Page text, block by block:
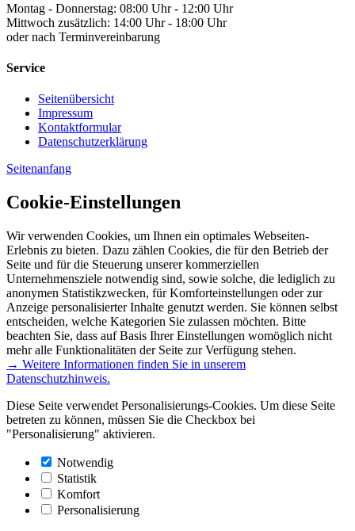
Montag - Donnerstag: 08:00 Uhr - 12:00 Uhr
Mittwoch zusätzlich: 14:00 Uhr - 18:00 Uhr
oder nach Terminvereinbarung
Service
Seitenübersicht
Impressum
Kontaktformular
Datenschutzerklärung
Seitenanfang
Cookie-Einstellungen
Wir verwenden Cookies, um Ihnen ein optimales Webseiten-
Erlebnis zu bieten. Dazu zählen Cookies, die für den Betrieb der
Seite und für die Steuerung unserer kommerziellen
Unternehmensziele notwendig sind, sowie solche, die lediglich zu
anonymen Statistikzwecken, für Komforteinstellungen oder zur
Anzeige personalisierter Inhalte genutzt werden. Sie können selbst
entscheiden, welche Kategorien Sie zulassen möchten. Bitte
beachten Sie, dass auf Basis Ihrer Einstellungen womöglich nicht
mehr alle Funktionalitäten der Seite zur Verfügung stehen.
→ Weitere Informationen finden Sie in unserem
Datenschutzhinweis.
Diese Seite verwendet Personalisierungs-Cookies. Um diese Seite
betreten zu können, müssen Sie die Checkbox bei
"Personalisierung" aktivieren.
Notwendig
Statistik
Komfort
Personalisierung